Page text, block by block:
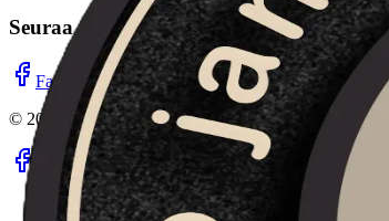
Seuraa meitä
Facebook Instagram
YouTube
© 2026 Janoinenlammas.fi. Kaikki oikeudet pidätetään.